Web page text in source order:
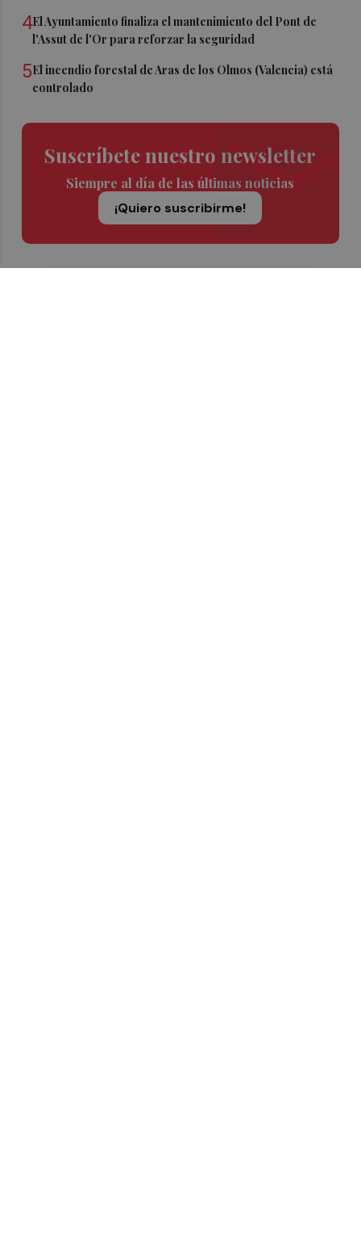
4El Ayuntamiento finaliza el mantenimiento del Pont de
l'Assut de l'Or para reforzar la seguridad
5El incendio forestal de Aras de los Olmos (Valencia) está
controlado
Suscríbete nuestro newsletter
Siempre al día de las últimas noticias
¡Quiero suscribirme!